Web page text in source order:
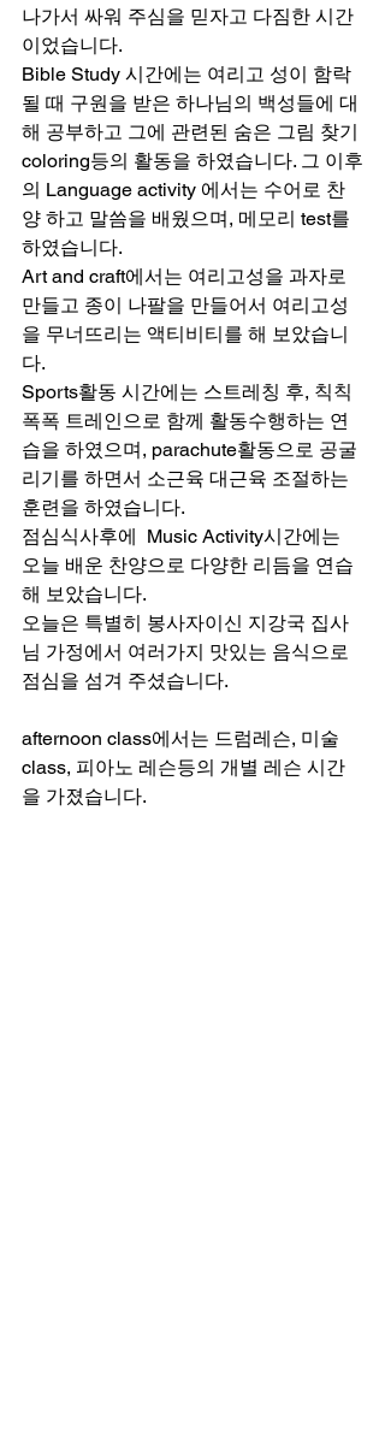
나가서 싸워 주심을 믿자고 다짐한 시간
이었습니다.
Bible Study 시간에는 여리고 성이 함락
될 때 구원을 받은 하나님의 백성들에 대
해 공부하고 그에 관련된 숨은 그림 찾기
coloring등의 활동을 하였습니다. 그 이후
의 Language activity 에서는 수어로 찬
양 하고 말씀을 배웠으며, 메모리 test를
하였습니다.
Art and craft에서는 여리고성을 과자로
만들고 종이 나팔을 만들어서 여리고성
을 무너뜨리는 액티비티를 해 보았습니
다.
Sports활동 시간에는 스트레칭 후, 칙칙
폭폭 트레인으로 함께 활동수행하는 연
습을 하였으며, parachute활동으로 공굴
리기를 하면서 소근육 대근육 조절하는
훈련을 하였습니다.
점심식사후에  Music Activity시간에는
오늘 배운 찬양으로 다양한 리듬을 연습
해 보았습니다.
오늘은 특별히 봉사자이신 지강국 집사
님 가정에서 여러가지 맛있는 음식으로
점심을 섬겨 주셨습니다.
afternoon class에서는 드럼레슨, 미술
class, 피아노 레슨등의 개별 레슨 시간
을 가졌습니다.